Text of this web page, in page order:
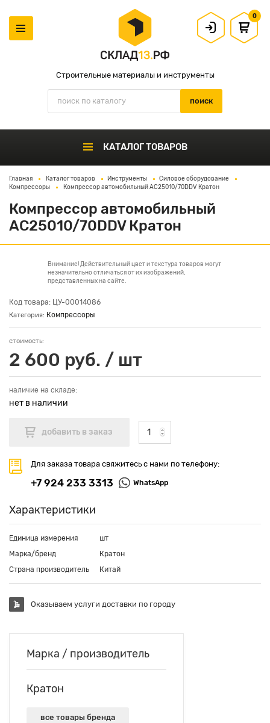
Строительные материалы и инструменты
0
КАТАЛОГ ТОВАРОВ
Главная Каталог товаров Инструменты
Силовое оборудование
Компрессоры
Компрессор автомобильный AC25010/70DDV Кратон
Компрессор автомобильный
AC25010/70DDV Кратон
Внимание! Действительный цвет и текстура товаров могут
незначительно отличаться от их изображений,
представленных на сайте.
Код товара: ЦУ-00014086
Категория: Компрессоры
стоимость:
2 600 руб. / шт
наличие на складе:
нет в наличии
Для заказа товара свяжитесь с нами по телефону:
+7 924 233 3313 WhatsApp
Характеристики
Единица измерения
шт
Марка/бренд
Кратон
Страна производитель
Китай
Оказываем услуги доставки по городу
Марка / производитель
Кратон
все товары бренда